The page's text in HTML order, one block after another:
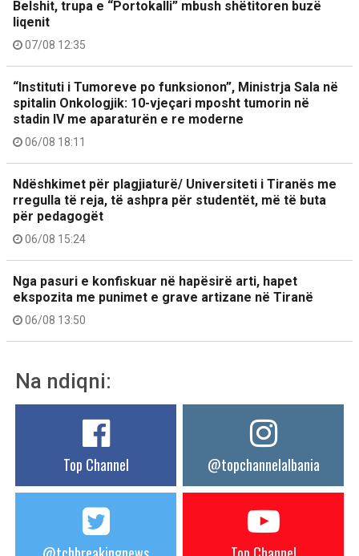
Belshit, trupa e “Portokalli” mbush shëtitoren buzë
liqenit
07/08 12:35
“Instituti i Tumoreve po funksionon”, Ministrja Sala në
spitalin Onkologjik: 10-vjeçari mposht tumorin në
stadin IV me aparaturën e re moderne
06/08 18:11
Ndëshkimet për plagjiaturë/ Universiteti i Tiranës me
rregulla të reja, të ashpra për studentët, më të buta
për pedagogët
06/08 15:24
Nga pasuri e konfiskuar në hapësirë arti, hapet
ekspozita me punimet e grave artizane në Tiranë
06/08 13:50
Na ndiqni:
Top Channel @topchannelalbania